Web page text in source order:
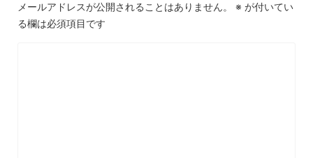
メールアドレスが公開されることはありません。 ※ が付いてい
る欄は必須項目です